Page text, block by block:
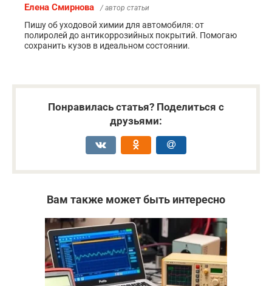
Елена Смирнова / автор статьи
Пишу об уходовой химии для автомобиля: от
полиролей до антикоррозийных покрытий. Помогаю
сохранить кузов в идеальном состоянии.
Понравилась статья? Поделиться с
друзьями:
Вам также может быть интересно